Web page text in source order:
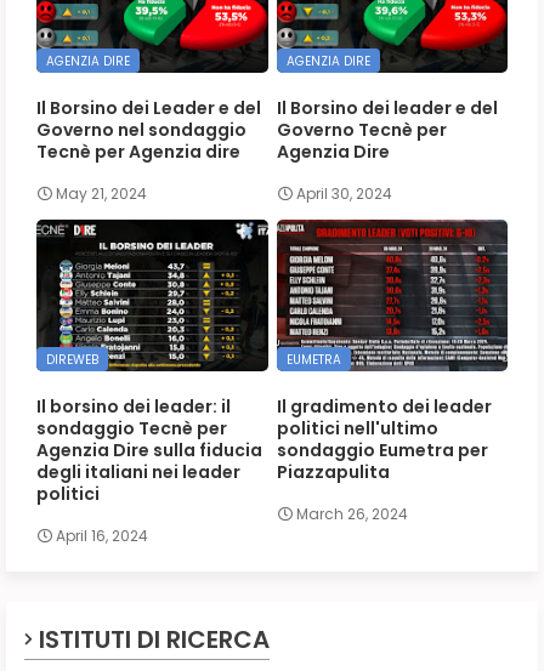
AGENZIA DIRE
Il Borsino dei Leader e del
Governo nel sondaggio
Tecnè per Agenzia dire
May 21, 2024
AGENZIA DIRE
Il Borsino dei leader e del
Governo Tecnè per
Agenzia Dire
April 30, 2024
DIREWEB
Il borsino dei leader: il
sondaggio Tecnè per
Agenzia Dire sulla fiducia
degli italiani nei leader
politici
April 16, 2024
EUMETRA
Il gradimento dei leader
politici nell'ultimo
sondaggio Eumetra per
Piazzapulita
March 26, 2024
ISTITUTI DI RICERCA